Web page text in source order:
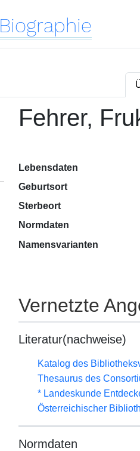
Biographie
Fehrer,
Lebensdaten
Geburtsort
Sterbeort
Normdaten
Namensvarianten
Vernetzte
Literatur(nachweise)
Katalog des
Thesaurus des
* Landeskunde
Österreichischer
Normdaten